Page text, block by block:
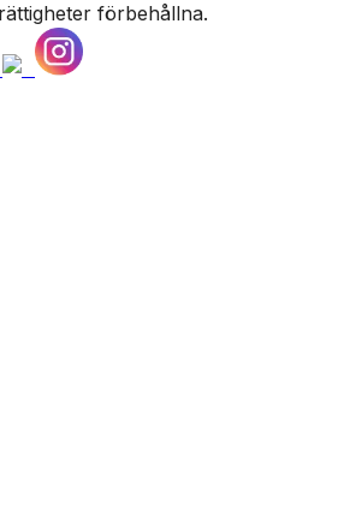
förbehållna.